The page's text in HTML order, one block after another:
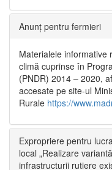
Anunț pentru fermieri
Materialele informative
climă cuprinse în
(PNDR) 2014 – 2020,
accesate pe site-ul
Rurale https://
Expropriere pentru
local „Realizare
infrastructurii rutiere